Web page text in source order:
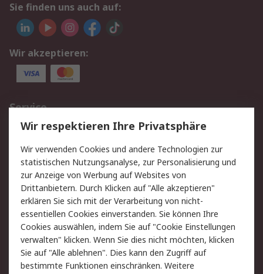
Sie finden uns auch auf:
Wir akzeptieren:
Service
Value Added Services
Lieferlösungen
Rücksendungen
Kontakt
Hilfe
Rechtliches
AGB
Datenschutz
Cookie-Richtlinie
Zahlungsbedingungen
Copyright/Impressum
Wir respektieren Ihre Privatsphäre
Wir verwenden Cookies und andere Technologien zur
statistischen Nutzungsanalyse, zur Personalisierung und
zur Anzeige von Werbung auf Websites von
Drittanbietern. Durch Klicken auf "Alle akzeptieren"
erklären Sie sich mit der Verarbeitung von nicht-
essentiellen Cookies einverstanden. Sie können Ihre
Cookies auswählen, indem Sie auf "Cookie Einstellungen
verwalten" klicken. Wenn Sie dies nicht möchten, klicken
Sie auf "Alle ablehnen". Dies kann den Zugriff auf
bestimmte Funktionen einschränken. Weitere